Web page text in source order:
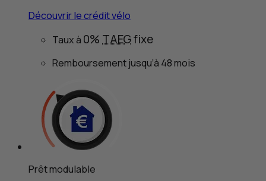
Découvrir le crédit vélo
Taux à 0% TAEGfixe
Remboursement jusqu’à 48 mois
Prêt modulable